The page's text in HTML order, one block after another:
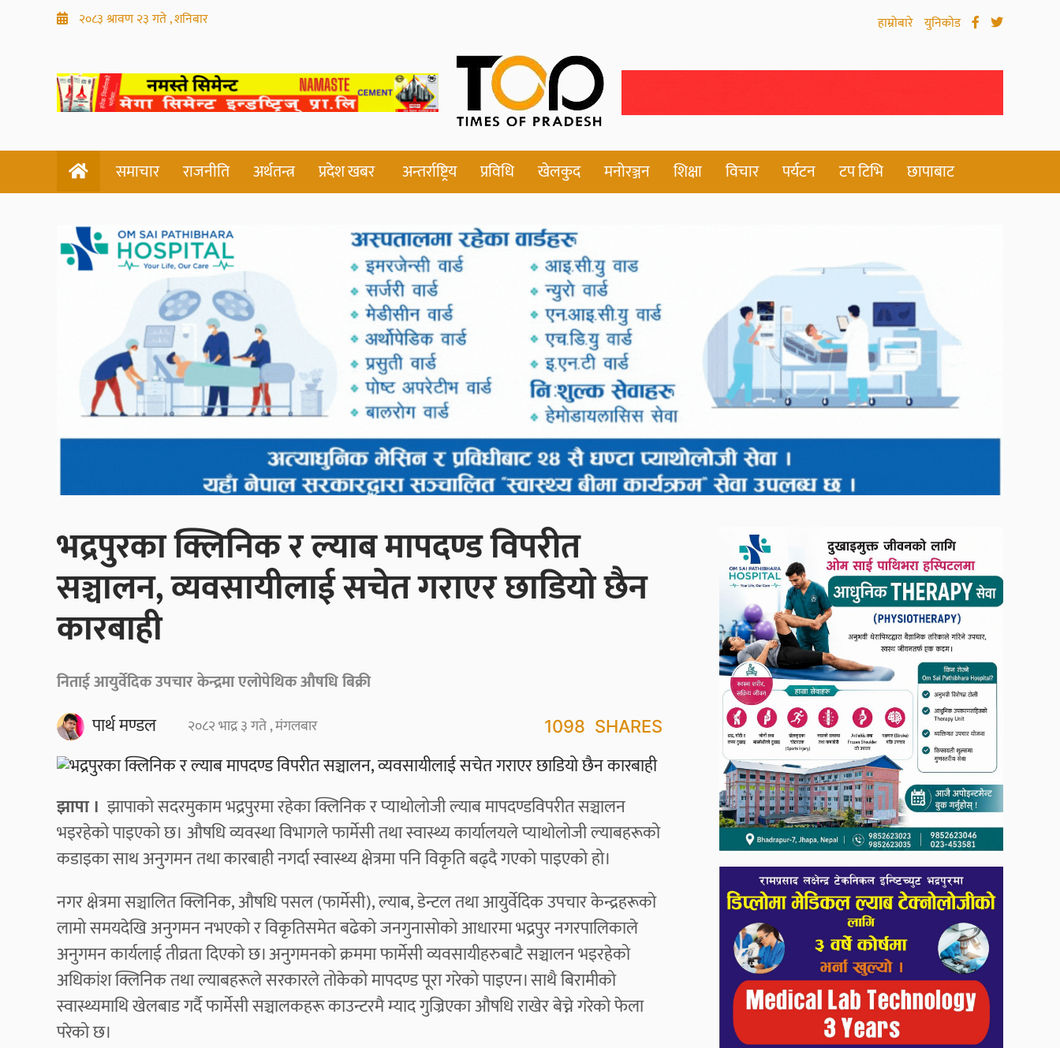
२०८३ श्रावण २३ गते , शनिबार हाम्रोबारे युनिकोड
समाचार राजनीति अर्थतन्त्र प्रदेश खबर अन्तर्राष्ट्रिय प्रविधि खेलकुद मनोरञ्जन शिक्षा विचार पर्यटन टप टिभि छापाबाट
भद्रपुरका क्लिनिक र ल्याब मापदण्ड विपरीत
सञ्चालन, व्यवसायीलाई सचेत गराएर छाडियो छैन
कारबाही
निताई आयुर्वेदिक उपचार केन्द्रमा एलोपेथिक औषधि बिक्री
पार्थ मण्डल २०८२ भाद्र ३ गते , मंगलबार 1098 SHARES
झापा । झापाको सदरमुकाम भद्रपुरमा रहेका क्लिनिक र प्याथोलोजी ल्याब मापदण्डविपरीत सञ्चालन
भइरहेको पाइएको छ। औषधि व्यवस्था विभागले फार्मेसी तथा स्वास्थ्य कार्यालयले प्याथोलोजी ल्याबहरूको
कडाइका साथ अनुगमन तथा कारबाही नगर्दा स्वास्थ्य क्षेत्रमा पनि विकृति बढ्दै गएको पाइएको हो।
नगर क्षेत्रमा सञ्चालित क्लिनिक, औषधि पसल (फार्मेसी), ल्याब, डेन्टल तथा आयुर्वेदिक उपचार केन्द्रहरूको
लामो समयदेखि अनुगमन नभएको र विकृतिसमेत बढेको जनगुनासोको आधारमा भद्रपुर नगरपालिकाले
अनुगमन कार्यलाई तीव्रता दिएको छ। अनुगमनको क्रममा फार्मेसी व्यवसायीहरुबाटै सञ्चालन भइरहेको
अधिकांश क्लिनिक तथा ल्याबहरूले सरकारले तोकेको मापदण्ड पूरा गरेको पाइएन। साथै बिरामीको
स्वास्थ्यमाथि खेलबाड गर्दै फार्मेसी सञ्चालकहरू काउन्टरमै म्याद गुज्रिएका औषधि राखेर बेच्ने गरेको फेला
परेको छ।